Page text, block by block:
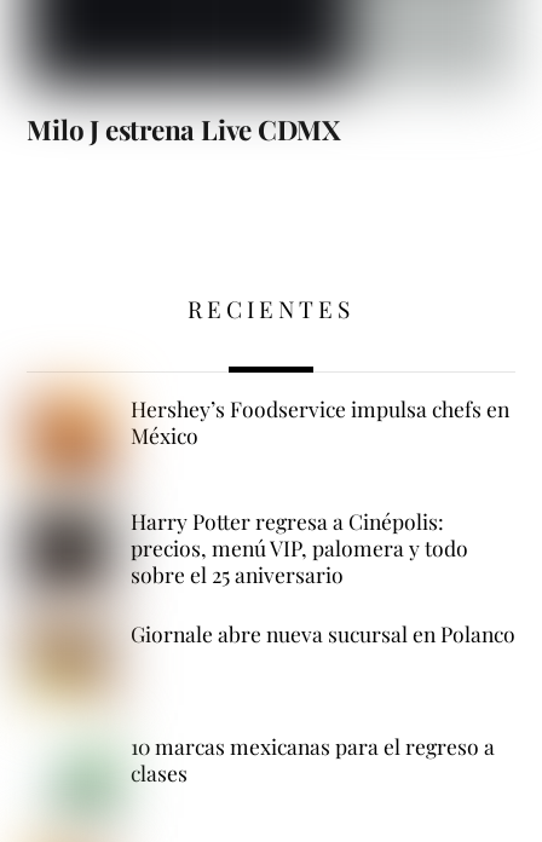
Milo J estrena Live CDMX
RECIENTES
Hershey’s Foodservice impulsa chefs en
México
Harry Potter regresa a Cinépolis:
precios, menú VIP, palomera y todo
sobre el 25 aniversario
Giornale abre nueva sucursal en Polanco
10 marcas mexicanas para el regreso a
clases